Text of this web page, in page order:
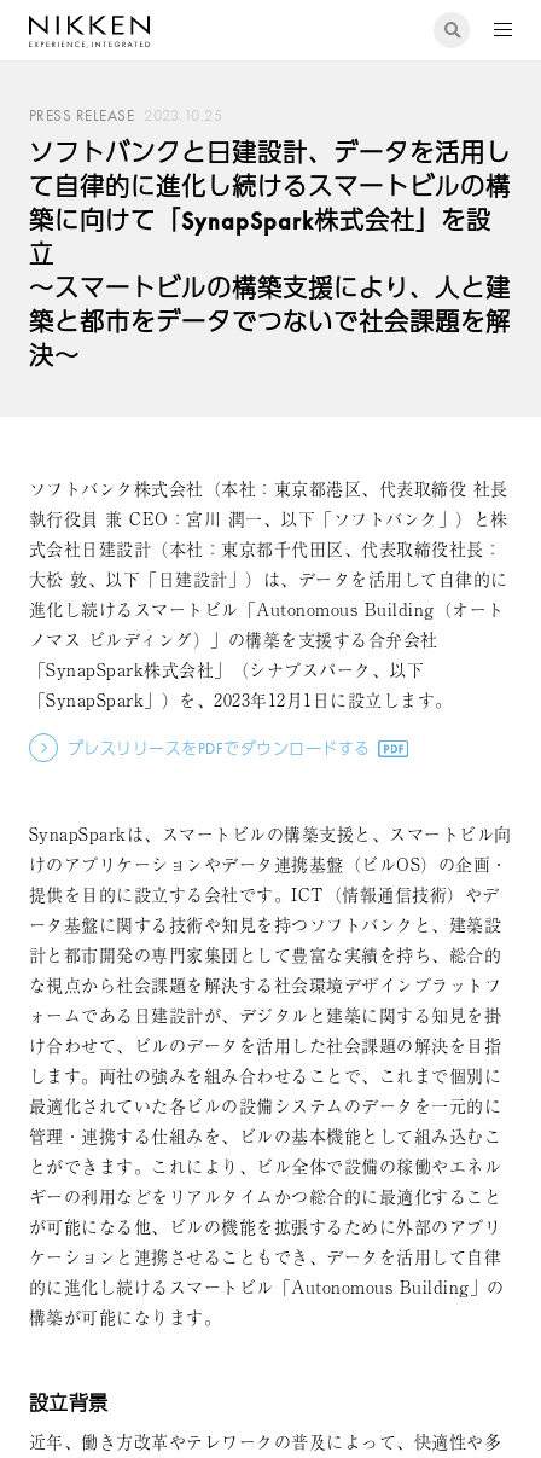
PRESS RELEASE 2023.10.25
ソフトバンクと日建設計、データを活用し
て自律的に進化し続けるスマートビルの構
築に向けて「SynapSpark株式会社」を設
立
～スマートビルの構築支援により、人と建
築と都市をデータでつないで社会課題を解
決～
ソフトバンク株式会社（本社：東京都港区、代表取締役 社長
執行役員 兼 CEO：宮川 潤一、以下「ソフトバンク」）と株
式会社日建設計（本社：東京都千代田区、代表取締役社長：
大松 敦、以下「日建設計」）は、データを活用して自律的に
進化し続けるスマートビル「Autonomous Building（オート
ノマス ビルディング）」の構築を支援する合弁会社
「SynapSpark株式会社」（シナプスパーク、以下
「SynapSpark」）を、2023年12月1日に設立します。
プレスリリースをPDFでダウンロードする
SynapSparkは、スマートビルの構築支援と、スマートビル向
けのアプリケーションやデータ連携基盤（ビルOS）の企画・
提供を目的に設立する会社です。ICT（情報通信技術）やデ
ータ基盤に関する技術や知見を持つソフトバンクと、建築設
計と都市開発の専門家集団として豊富な実績を持ち、総合的
な視点から社会課題を解決する社会環境デザインプラットフ
ォームである日建設計が、デジタルと建築に関する知見を掛
け合わせて、ビルのデータを活用した社会課題の解決を目指
します。両社の強みを組み合わせることで、これまで個別に
最適化されていた各ビルの設備システムのデータを一元的に
管理・連携する仕組みを、ビルの基本機能として組み込むこ
とができます。これにより、ビル全体で設備の稼働やエネル
ギーの利用などをリアルタイムかつ総合的に最適化すること
が可能になる他、ビルの機能を拡張するために外部のアプリ
ケーションと連携させることもでき、データを活用して自律
的に進化し続けるスマートビル「Autonomous Building」の
構築が可能になります。
設立背景
近年、働き方改革やテレワークの普及によって、快適性や多